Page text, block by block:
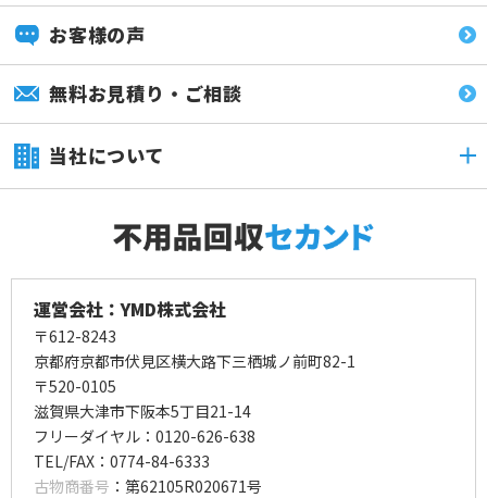
お客様の声
無料お見積り・ご相談
当社について
運営会社：YMD株式会社
〒612-8243
京都府京都市伏見区横大路下三栖城ノ前町82-1
〒520-0105
滋賀県大津市下阪本5丁目21-14
フリーダイヤル：0120-626-638
TEL/FAX：0774-84-6333
古物商番号 ：第62105R020671号